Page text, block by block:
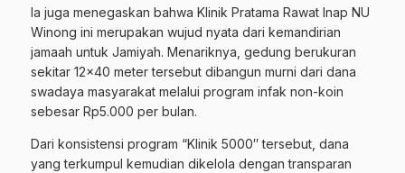
​Ia juga menegaskan bahwa Klinik Pratama Rawat Inap NU
Winong ini merupakan wujud nyata dari kemandirian
jamaah untuk Jamiyah. Menariknya, gedung berukuran
sekitar 12×40 meter tersebut dibangun murni dari dana
swadaya masyarakat melalui program infak non-koin
sebesar Rp5.000 per bulan.
​Dari konsistensi program “Klinik 5000″ tersebut, dana
yang terkumpul kemudian dikelola dengan transparan